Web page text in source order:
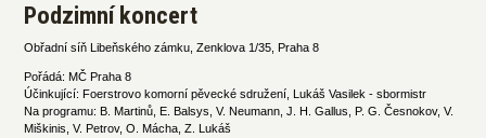
Podzimní koncert
Obřadní síň Libeňského zámku, Zenklova 1/35, Praha 8
Pořádá: MČ Praha 8
Účinkující: Foerstrovo komorní pěvecké sdružení, Lukáš Vasilek - sbormistr
Na programu: B. Martinů, E. Balsys, V. Neumann, J. H. Gallus, P. G. Česnokov, V.
Miškinis, V. Petrov, O. Mácha, Z. Lukáš